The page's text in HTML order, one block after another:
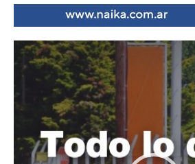
Reproductor
de
vídeo